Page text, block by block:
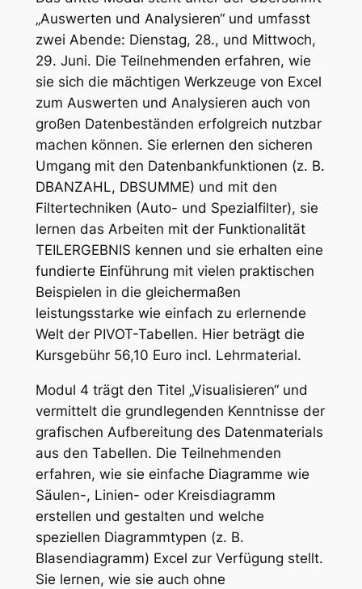
„Auswerten und Analysieren“ und umfasst
zwei Abende: Dienstag, 28., und Mittwoch,
29. Juni. Die Teilnehmenden erfahren, wie
sie sich die mächtigen Werkzeuge von Excel
zum Auswerten und Analysieren auch von
großen Datenbeständen erfolgreich nutzbar
machen können. Sie erlernen den sicheren
Umgang mit den Datenbankfunktionen (z. B.
DBANZAHL, DBSUMME) und mit den
Filtertechniken (Auto- und Spezialfilter), sie
lernen das Arbeiten mit der Funktionalität
TEILERGEBNIS kennen und sie erhalten eine
fundierte Einführung mit vielen praktischen
Beispielen in die gleichermaßen
leistungsstarke wie einfach zu erlernende
Welt der PIVOT-Tabellen. Hier beträgt die
Kursgebühr 56,10 Euro incl. Lehrmaterial.
Modul 4 trägt den Titel „Visualisieren“ und
vermittelt die grundlegenden Kenntnisse der
grafischen Aufbereitung des Datenmaterials
aus den Tabellen. Die Teilnehmenden
erfahren, wie sie einfache Diagramme wie
Säulen-, Linien- oder Kreisdiagramm
erstellen und gestalten und welche
speziellen Diagrammtypen (z. B.
Blasendiagramm) Excel zur Verfügung stellt.
Sie lernen, wie sie auch ohne